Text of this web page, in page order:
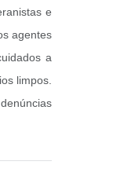
e
agentes
a
limpos.